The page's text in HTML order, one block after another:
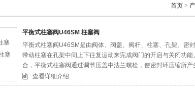
首页 >
平衡式柱塞阀U46SM 柱塞阀
平衡式柱塞阀U46SM是由阀体、阀盖、阀杆、柱塞、孔架、密
带动柱塞在孔架中间上下往复运动来完成阀门的开启与关闭功
合，平衡式柱塞阀通过调节压盖中法兰螺栓，使密封环压缩所
保证了阀门的密封性，杜绝了内外泄漏、同时阀门开启力矩小，
查看详细介绍